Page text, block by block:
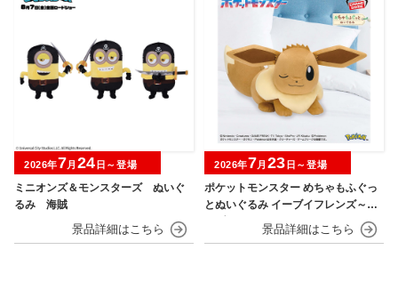
ミニオンズ＆モンスターズ ぬいぐ
るみ 海賊
2026年7月 24 日～登場
ポケットモンスター めちゃもふぐっ
とぬいぐるみ イーブイフレンズ～イ
ーブイ～おひるねver.
2026年7月 23 日～登場